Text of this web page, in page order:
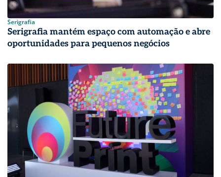
Serigrafia
Serigrafia mantém espaço com automação e abre
oportunidades para pequenos negócios